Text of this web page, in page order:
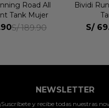
Road All
Tank Mujer
S/ 189.90
Bividi
S/
NEWSLETTER
¡Suscríbete y recibe todas nuestras